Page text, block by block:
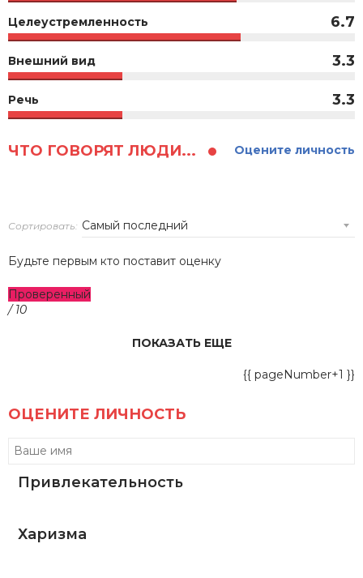
Целеустремленность 6.7
Внешний вид 3.3
Речь 3.3
ЧТО ГОВОРЯТ ЛЮДИ... Оцените личность
Сортировать:
Будьте первым кто поставит оценку
Проверенный
/ 10
ПОКАЗАТЬ ЕЩЕ
{{ pageNumber+1 }}
ОЦЕНИТЕ ЛИЧНОСТЬ
Привлекательность
Харизма